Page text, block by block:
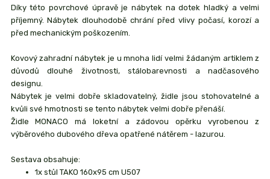
Díky této povrchové úpravě je nábytek na dotek hladký a velmi
příjemný. Nábytek dlouhodobě chrání před vlivy počasí, korozí a
před mechanickým poškozením.
Kovový zahradní nábytek je u mnoha lidí velmi žádaným artiklem z
důvodů dlouhé životnosti, stálobarevnosti a nadčasového
designu.
Nábytek je velmi dobře skladovatelný, židle jsou stohovatelné a
kvůli své hmotnosti se tento nábytek velmi dobře přenáší.
Židle MONACO má loketní a zádovou opěrku vyrobenou z
výběrového dubového dřeva opatřené nátěrem - lazurou.
Sestava obsahuje:
1x stůl TAKO 160x95 cm U507